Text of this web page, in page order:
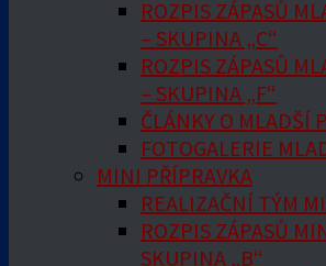
ROZPIS ZÁPASŮ
– SKUPINA „C“
ROZPIS ZÁPASŮ
– SKUPINA „F“
ČLÁNKY O MLADŠÍ
FOTOGALERIE
MINI PŘÍPRAVKA
REALIZAČNÍ TÝM
ROZPIS ZÁPASŮ
SKUPINA „B“